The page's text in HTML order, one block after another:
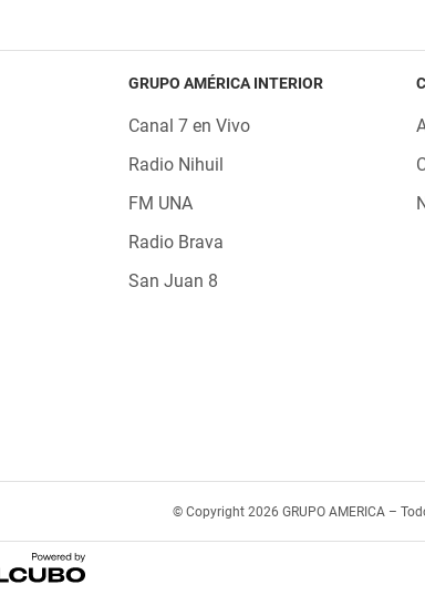
GRUPO AMÉRICA INTERIOR
Canal 7 en Vivo
Radio Nihuil
FM UNA
Radio Brava
San Juan 8
© Copyright 2026 GRUPO AMERICA –